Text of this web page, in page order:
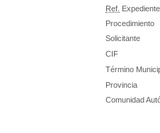
Ref. Expediente
Procedimiento
Solicitante
CIF
Término
Provincia
Comunidad